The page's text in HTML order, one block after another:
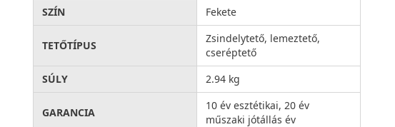
SZÍN
Fekete
TETŐTÍPUS
Zsindelytető, lemeztető,
cseréptető
SÚLY
2.94 kg
GARANCIA
10 év esztétikai, 20 év
műszaki jótállás év